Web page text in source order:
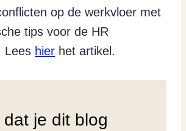
op de werkvloer met
tips voor de HR
Lees hier het artikel.
dat je dit blog